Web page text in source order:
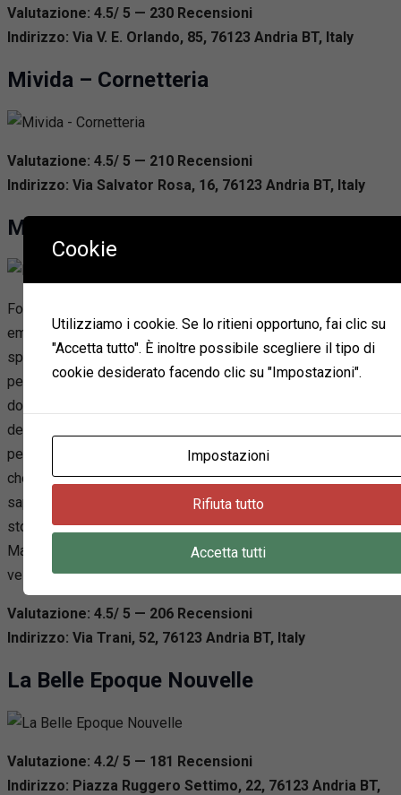
Valutazione: 4.5/ 5 — 230 Recensioni
Indirizzo: Via V. E. Orlando, 85, 76123 Andria BT, Italy
Mivida – Cornetteria
Valutazione: 4.5/ 5 — 210 Recensioni
Indirizzo: Via Salvator Rosa, 16, 76123 Andria BT, Italy
Marinacci
Fondata nel 1964, la Bar Marinacci si distingue come un
emblema di eccellenza artigianale ad Andria,
specializzandosi in caffetteria e pasticceria. È riconosciuta
per la sua abilità nel preservare la genuinità e l’artigianalità dei
dolci tradizionali, arricchiti da rivisitazioni moderne. La
dedizione verso la qualità del caffè e la cordialità del
personale contribuiscono a creare un’atmosfera accogliente
che riflette i valori di gentilezza e fiducia. La gestione
sapiente della famiglia Marinacci, unita al rinnovamento dello
storico locale, assicura un’esperienza unica, rendendo il Bar
Marinacci una destinazione prediletta sia per gli spuntini
veloci che per le dolci sorprese.
Valutazione: 4.5/ 5 — 206 Recensioni
Indirizzo: Via Trani, 52, 76123 Andria BT, Italy
La Belle Epoque Nouvelle
Valutazione: 4.2/ 5 — 181 Recensioni
Indirizzo: Piazza Ruggero Settimo, 22, 76123 Andria BT,
Cookie
Utilizziamo i cookie. Se lo ritieni opportuno, fai clic su
"Accetta tutto". È inoltre possibile scegliere il tipo di
cookie desiderato facendo clic su "Impostazioni".
Impostazioni
Rifiuta tutto
Accetta tutti